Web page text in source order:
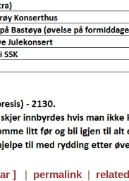
] | permalink |